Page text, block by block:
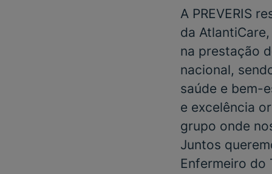
A PREVERIS
da AtlantiCare
na prestação
nacional,
saúde e bem-
e excelência
grupo onde
Juntos
Enfermeiro do